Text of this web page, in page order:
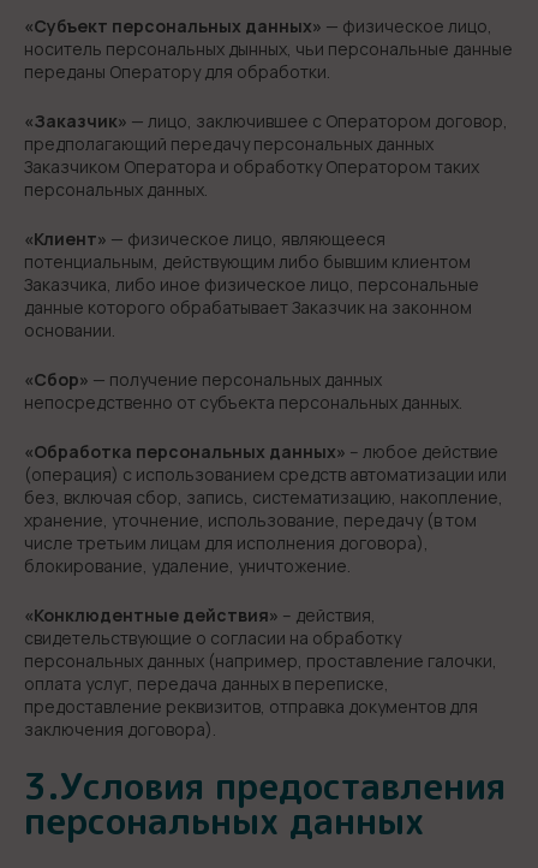
«Субъект персональных данных» — физическое лицо,
носитель персональных дынных, чьи персональные данные
переданы Оператору для обработки.
«Заказчик» — лицо, заключившее с Оператором договор,
предполагающий передачу персональных данных
Заказчиком Оператора и обработку Оператором таких
персональных данных.
«Клиент» — физическое лицо, являющееся
потенциальным, действующим либо бывшим клиентом
Заказчика, либо иное физическое лицо, персональные
данные которого обрабатывает Заказчик на законном
основании.
«Сбор» — получение персональных данных
непосредственно от субъекта персональных данных.
«Обработка персональных данных» – любое действие
(операция) с использованием средств автоматизации или
без, включая сбор, запись, систематизацию, накопление,
хранение, уточнение, использование, передачу (в том
числе третьим лицам для исполнения договора),
блокирование, удаление, уничтожение.
«Конклюдентные действия» – действия,
свидетельствующие о согласии на обработку
персональных данных (например, проставление галочки,
оплата услуг, передача данных в переписке,
предоставление реквизитов, отправка документов для
заключения договора).
3.Условия предоставления
персональных данных